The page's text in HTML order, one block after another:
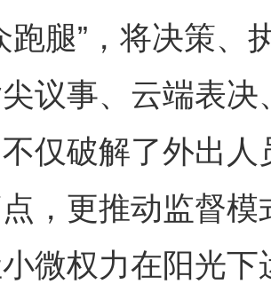
跑腿”，将决策
议事、云端表
仅破解了外出人
，更推动监督模
微权力在阳光